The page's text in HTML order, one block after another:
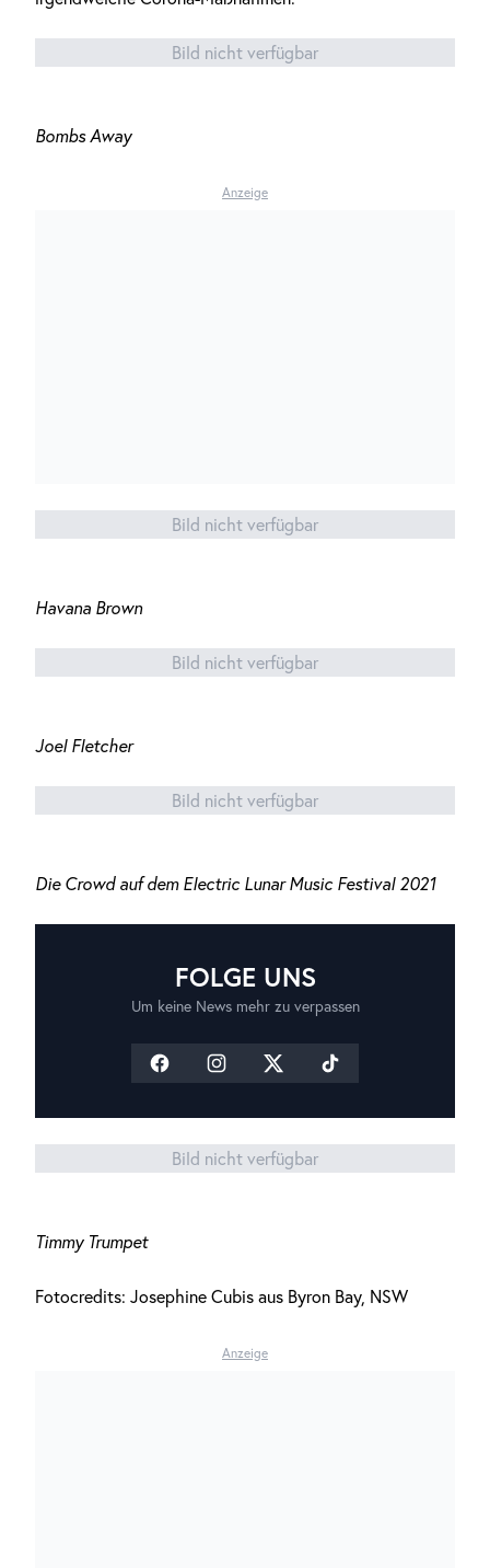
Bild nicht verfügbar
Bombs Away
Anzeige
Bild nicht verfügbar
Havana Brown
Bild nicht verfügbar
Joel Fletcher
Bild nicht verfügbar
Die Crowd auf dem Electric Lunar Music Festival 2021
FOLGE UNS
Um keine News mehr zu verpassen
Bild nicht verfügbar
Timmy Trumpet
Fotocredits: Josephine Cubis aus Byron Bay, NSW
Anzeige